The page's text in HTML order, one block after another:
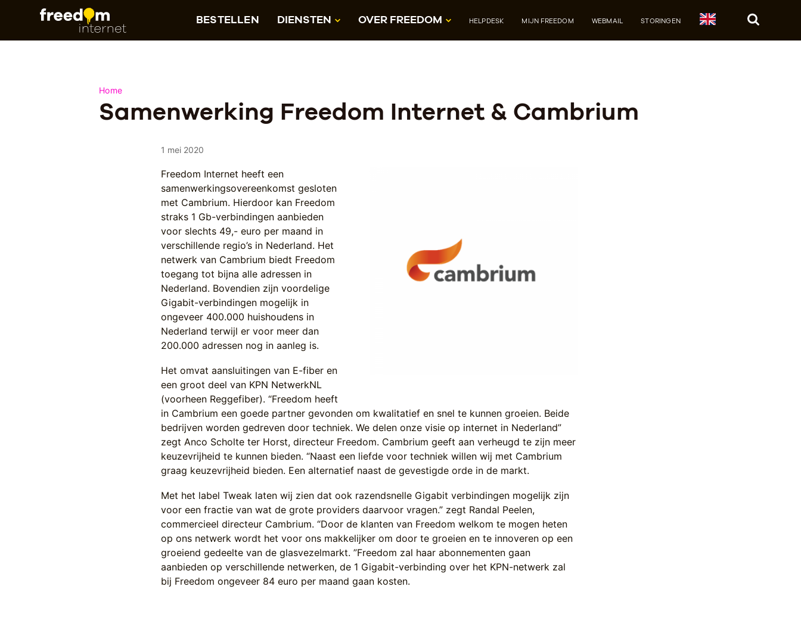
BESTELLEN DIENSTEN OVER FREEDOM HELPDESK MIJN FREEDOM WEBMAIL STORINGEN
Home
Samenwerking Freedom Internet & Cambrium
1 mei 2020
Freedom Internet heeft een
samenwerkingsovereenkomst gesloten
met Cambrium. Hierdoor kan Freedom
straks 1 Gb-verbindingen aanbieden
voor slechts 49,- euro per maand in
verschillende regio’s in Nederland. Het
netwerk van Cambrium biedt Freedom
toegang tot bijna alle adressen in
Nederland. Bovendien zijn voordelige
Gigabit-verbindingen mogelijk in
ongeveer 400.000 huishoudens in
Nederland terwijl er voor meer dan
200.000 adressen nog in aanleg is.
Het omvat aansluitingen van E-fiber en
een groot deel van KPN NetwerkNL
(voorheen Reggefiber). “Freedom heeft
in Cambrium een goede partner gevonden om kwalitatief en snel te kunnen groeien. Beide
bedrijven worden gedreven door techniek. We delen onze visie op internet in Nederland”
zegt Anco Scholte ter Horst, directeur Freedom. Cambrium geeft aan verheugd te zijn meer
keuzevrijheid te kunnen bieden. “Naast een liefde voor techniek willen wij met Cambrium
graag keuzevrijheid bieden. Een alternatief naast de gevestigde orde in de markt.
Met het label Tweak laten wij zien dat ook razendsnelle Gigabit verbindingen mogelijk zijn
voor een fractie van wat de grote providers daarvoor vragen.” zegt Randal Peelen,
commercieel directeur Cambrium. “Door de klanten van Freedom welkom te mogen heten
op ons netwerk wordt het voor ons makkelijker om door te groeien en te innoveren op een
groeiend gedeelte van de glasvezelmarkt. ”Freedom zal haar abonnementen gaan
aanbieden op verschillende netwerken, de 1 Gigabit-verbinding over het KPN-netwerk zal
bij Freedom ongeveer 84 euro per maand gaan kosten.